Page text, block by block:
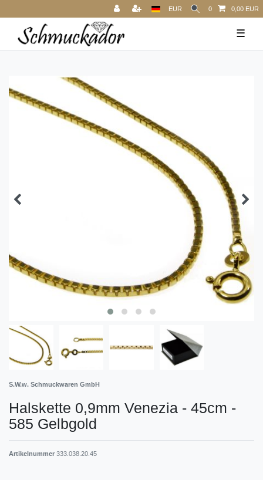
EUR 0 0,00 EUR
☰
S.W.w. Schmuckwaren GmbH
Halskette 0,9mm Venezia - 45cm -
585 Gelbgold
Artikelnummer 333.038.20.45